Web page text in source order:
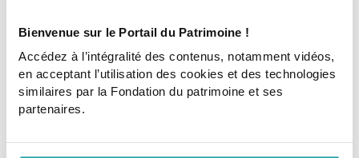
Bienvenue sur le Portail du Patrimoine !
Accédez à l’intégralité des contenus, notamment vidéos,
en acceptant l’utilisation des cookies et des technologies
similaires par la Fondation du patrimoine et ses
partenaires.
ceux-ci sont transmis aux fédérations
sont ensuite regroupés par région et adressés
aux fédérations régionales.
ÉTAPE 2 : LA SÉLECTION PAR
LES JURYS